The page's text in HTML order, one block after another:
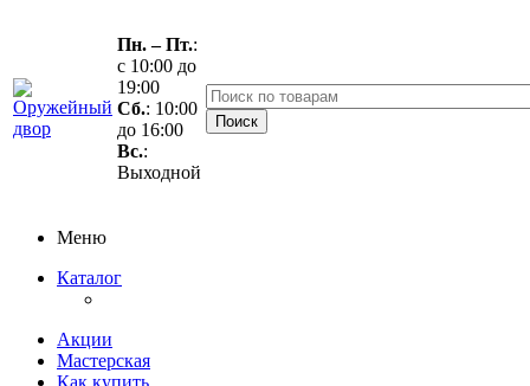
Пн. – Пт.:
с 10:00 до
19:00
Сб.: 10:00
до 16:00
Вс.:
Выходной
Меню
Каталог
Акции
Мастерская
Как купить